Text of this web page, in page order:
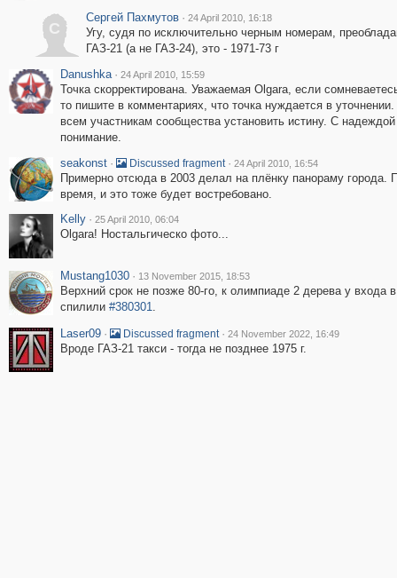
С
Сергей Пахмутов · 24 April 2010, 16:18
Угу, судя по исключительно черным номерам,
ГАЗ-21 (а не ГАЗ-24), это - 1971-73 г
Danushka · 24 April 2010, 15:59
Точка скорректирована. Уважаемая Olgara, если
то пишите в комментариях, что точка нуждается в уточнении.
всем участникам сообщества установить истину. С
понимание.
seakonst · Discussed fragment · 24 April 2010, 16:54
Примерно отсюда в 2003 делал на плёнку панораму города.
время, и это тоже будет востребовано.
Kelly · 25 April 2010, 06:04
Olgara! Ностальгическо фото...
Mustang1030 · 13 November 2015, 18:53
Верхний срок не позже 80-го, к олимпиаде 2 дерева у входа
спилили #380301.
Laser09 · Discussed fragment · 24 November 2022, 16:49
Вроде ГАЗ-21 такси - тогда не позднее 1975 г.